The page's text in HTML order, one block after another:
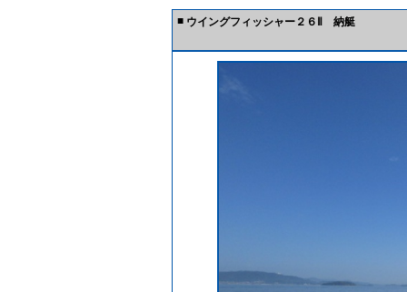
■ ウイングフィッシャー２６Ⅱ 納艇